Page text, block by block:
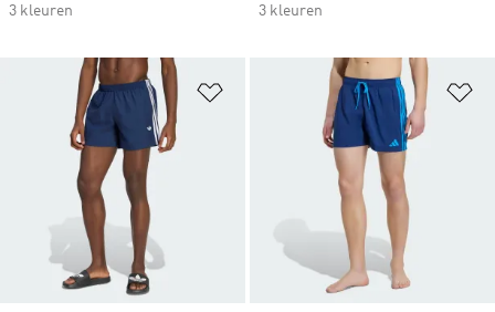
3 kleuren
3 kleuren
Op verlanglijst zetten